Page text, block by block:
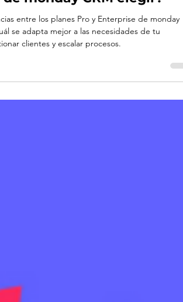
monday CRM elegir?
se adapta mejor a las necesidades de tu